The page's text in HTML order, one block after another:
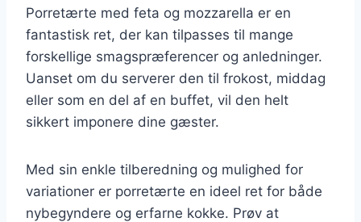
Porretærte med feta og mozzarella er en
fantastisk ret, der kan tilpasses til mange
forskellige smagspræferencer og anledninger.
Uanset om du serverer den til frokost, middag
eller som en del af en buffet, vil den helt
sikkert imponere dine gæster.
Med sin enkle tilberedning og mulighed for
variationer er porretærte en ideel ret for både
nybegyndere og erfarne kokke. Prøv at